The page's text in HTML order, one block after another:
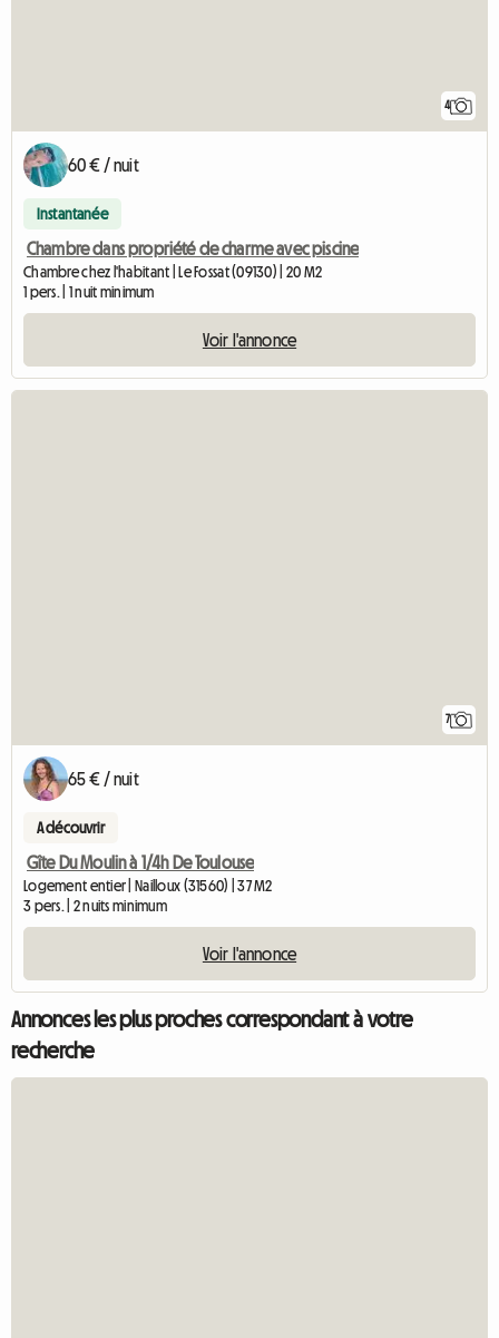
4
60 € / nuit
Instantanée
Chambre dans propriété de charme avec piscine
Chambre chez l'habitant | Le Fossat (09130) | 20 M2
1 pers. | 1 nuit minimum
Voir l'annonce
7
65 € / nuit
A découvrir
Gîte Du Moulin à 1/4h De Toulouse
Logement entier | Nailloux (31560) | 37 M2
3 pers. | 2 nuits minimum
Voir l'annonce
Annonces les plus proches correspondant à votre
recherche